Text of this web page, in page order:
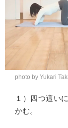
photo by Yukari
１）四つ這い
かむ。